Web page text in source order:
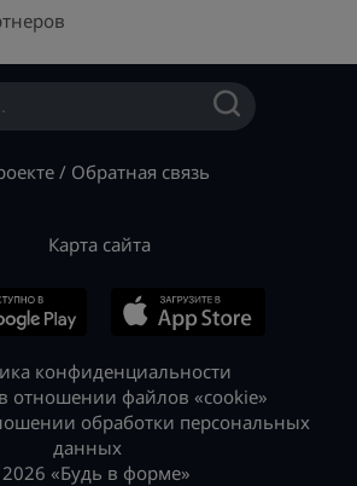
/ Обратная связь
Карта сайта
конфиденциальности
отношении файлов «cookie»
обработки персональных
данных
«Будь в форме»